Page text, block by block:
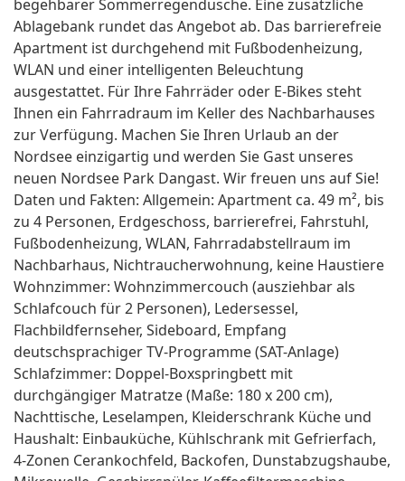
begehbarer Sommerregendusche. Eine zusätzliche
Ablagebank rundet das Angebot ab. Das barrierefreie
Apartment ist durchgehend mit Fußbodenheizung,
WLAN und einer intelligenten Beleuchtung
ausgestattet. Für Ihre Fahrräder oder E-Bikes steht
Ihnen ein Fahrradraum im Keller des Nachbarhauses
zur Verfügung. Machen Sie Ihren Urlaub an der
Nordsee einzigartig und werden Sie Gast unseres
neuen Nordsee Park Dangast. Wir freuen uns auf Sie!
Daten und Fakten: Allgemein: Apartment ca. 49 m², bis
zu 4 Personen, Erdgeschoss, barrierefrei, Fahrstuhl,
Fußbodenheizung, WLAN, Fahrradabstellraum im
Nachbarhaus, Nichtraucherwohnung, keine Haustiere
Wohnzimmer: Wohnzimmercouch (ausziehbar als
Schlafcouch für 2 Personen), Ledersessel,
Flachbildfernseher, Sideboard, Empfang
deutschsprachiger TV-Programme (SAT-Anlage)
Schlafzimmer: Doppel-Boxspringbett mit
durchgängiger Matratze (Maße: 180 x 200 cm),
Nachttische, Leselampen, Kleiderschrank Küche und
Haushalt: Einbauküche, Kühlschrank mit Gefrierfach,
4-Zonen Cerankochfeld, Backofen, Dunstabzugshaube,